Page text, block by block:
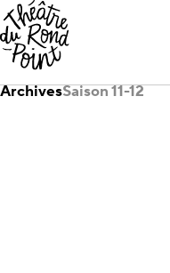
ArchivesSaison 11-12